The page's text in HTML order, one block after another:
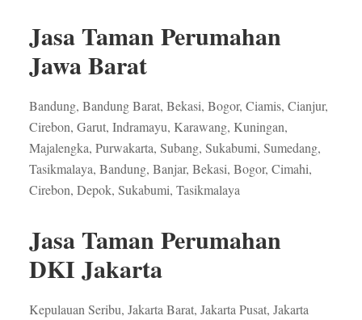
Jasa Taman Perumahan
Jawa Barat
Bandung, Bandung Barat, Bekasi, Bogor, Ciamis, Cianjur,
Cirebon, Garut, Indramayu, Karawang, Kuningan,
Majalengka, Purwakarta, Subang, Sukabumi, Sumedang,
Tasikmalaya, Bandung, Banjar, Bekasi, Bogor, Cimahi,
Cirebon, Depok, Sukabumi, Tasikmalaya
Jasa Taman Perumahan
DKI Jakarta
Kepulauan Seribu, Jakarta Barat, Jakarta Pusat, Jakarta